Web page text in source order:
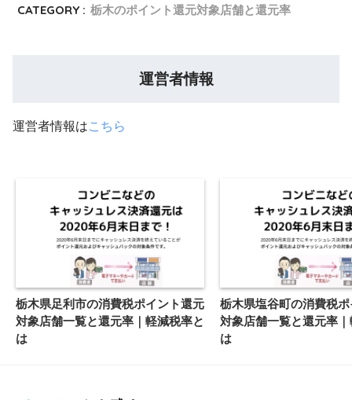
CATEGORY : 栃木のポイント還元対象店舗と還元率
運営者情報
運営者情報はこちら
栃木県足利市の消費税ポイント還元
対象店舗一覧と還元率｜軽減税率と
は
栃木県塩谷町の消費税
対象店舗一覧と還元率
は